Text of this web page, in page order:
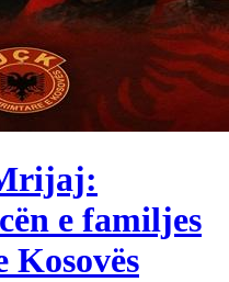
e familjes
Kosovës